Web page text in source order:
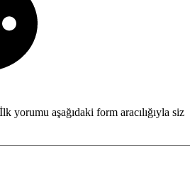
yorumu aşağıdaki form aracılığıyla siz